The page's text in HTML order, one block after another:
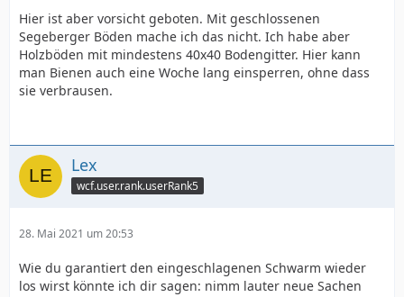
Hier ist aber vorsicht geboten. Mit geschlossenen
Segeberger Böden mache ich das nicht. Ich habe aber
Holzböden mit mindestens 40x40 Bodengitter. Hier kann
man Bienen auch eine Woche lang einsperren, ohne dass
sie verbrausen.
Lex
wcf.user.rank.userRank5
28. Mai 2021 um 20:53
Wie du garantiert den eingeschlagenen Schwarm wieder
los wirst könnte ich dir sagen: nimm lauter neue Sachen